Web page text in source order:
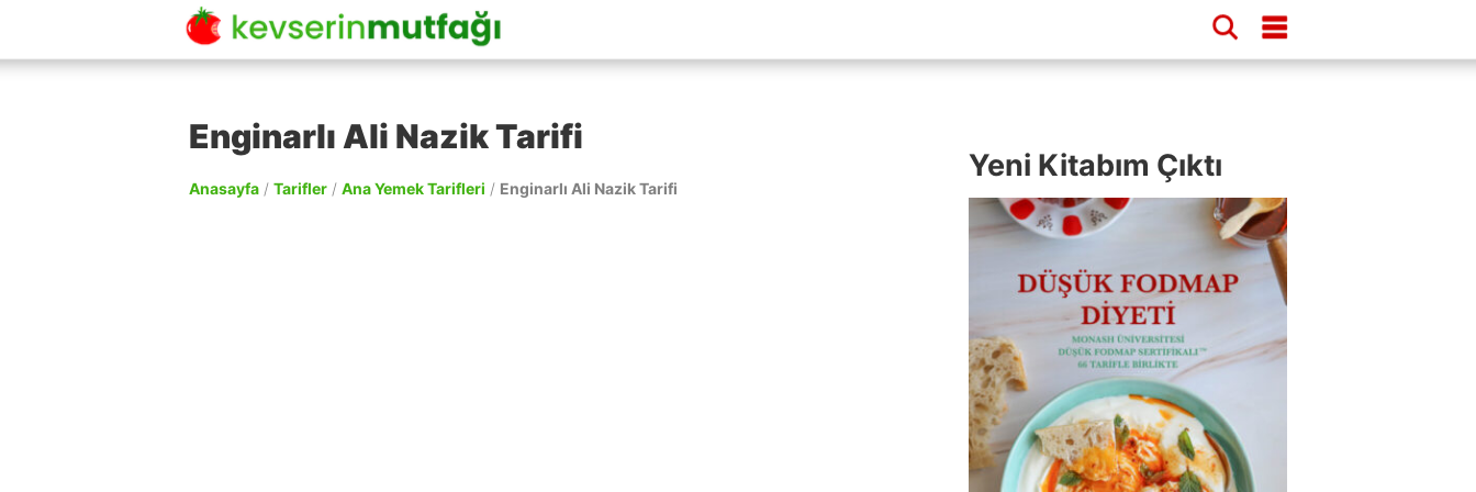
Enginarlı Ali Nazik Tarifi
Anasayfa / Tarifler / Ana Yemek Tarifleri / Enginarlı Ali Nazik Tarifi
Yeni Kitabım Çıktı